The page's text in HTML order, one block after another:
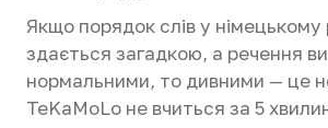
Якщо порядок слів у німецькому
здається загадкою, а речення
нормальними, то дивними — це
TeKaMoLo не вчиться за 5